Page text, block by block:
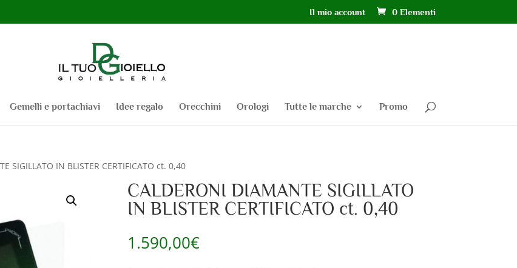
Il mio account 0 Elementi
Gemelli e portachiavi Idee regalo Orecchini Orologi Tutte le marche Promo
SIGILLATO IN BLISTER CERTIFICATO ct. 0,40
CALDERONI DIAMANTE SIGILLATO
IN BLISTER CERTIFICATO ct. 0,40
1.590,00€